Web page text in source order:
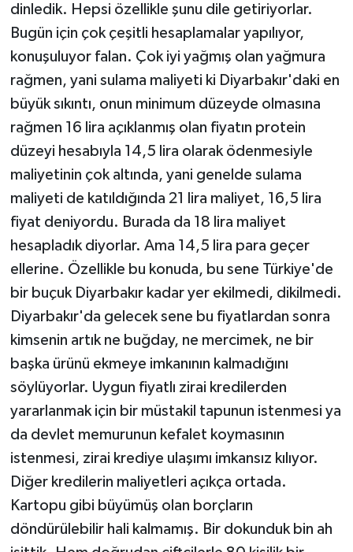
dinledik. Hepsi özellikle şunu dile getiriyorlar.
Bugün için çok çeşitli hesaplamalar yapılıyor,
konuşuluyor falan. Çok iyi yağmış olan yağmura
rağmen, yani sulama maliyeti ki Diyarbakır'daki en
büyük sıkıntı, onun minimum düzeyde olmasına
rağmen 16 lira açıklanmış olan fiyatın protein
düzeyi hesabıyla 14,5 lira olarak ödenmesiyle
maliyetinin çok altında, yani genelde sulama
maliyeti de katıldığında 21 lira maliyet, 16,5 lira
fiyat deniyordu. Burada da 18 lira maliyet
hesapladık diyorlar. Ama 14,5 lira para geçer
ellerine. Özellikle bu konuda, bu sene Türkiye'de
bir buçuk Diyarbakır kadar yer ekilmedi, dikilmedi.
Diyarbakır'da gelecek sene bu fiyatlardan sonra
kimsenin artık ne buğday, ne mercimek, ne bir
başka ürünü ekmeye imkanının kalmadığını
söylüyorlar. Uygun fiyatlı zirai kredilerden
yararlanmak için bir müstakil tapunun istenmesi ya
da devlet memurunun kefalet koymasının
istenmesi, zirai krediye ulaşımı imkansız kılıyor.
Diğer kredilerin maliyetleri açıkça ortada.
Kartopu gibi büyümüş olan borçların
döndürülebilir hali kalmamış. Bir dokunduk bin ah